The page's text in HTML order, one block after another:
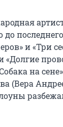
до
и «Три
«Долгие
на
(Вера